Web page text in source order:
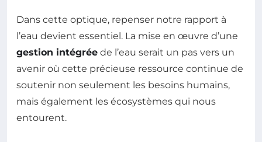
Dans cette optique, repenser notre rapport à
l’eau devient essentiel. La mise en œuvre d’une
gestion intégrée de l’eau serait un pas vers un
avenir où cette précieuse ressource continue de
soutenir non seulement les besoins humains,
mais également les écosystèmes qui nous
entourent.